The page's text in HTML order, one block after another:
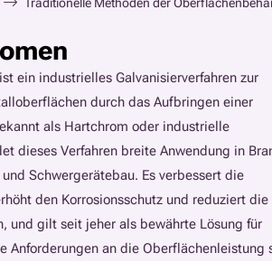
Traditionelle Methoden der
ein industrielles Galvanisierverfahren zur
durch das Aufbringen einer
als Hartchrom oder industrielle
dieses Verfahren breite Anwendung in
Schwergerätebau. Es verbessert die
den Korrosionsschutz und reduziert die
und gilt seit jeher als bewährte Lösung für
Anforderungen an die Oberflächenleistung